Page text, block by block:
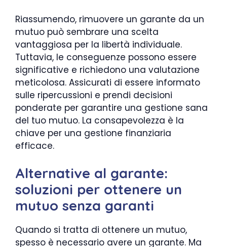
Riassumendo, rimuovere un garante da un
mutuo può sembrare una scelta
vantaggiosa per la libertà individuale.
Tuttavia, le conseguenze possono essere
significative e richiedono una valutazione
meticolosa. Assicurati di essere informato
sulle ripercussioni e prendi decisioni
ponderate per garantire una gestione sana
del tuo mutuo. La consapevolezza è la
chiave per una gestione finanziaria
efficace.
Alternative al garante:
soluzioni per ottenere un
mutuo senza garanti
Quando si tratta di ottenere un mutuo,
spesso è necessario avere un garante. Ma